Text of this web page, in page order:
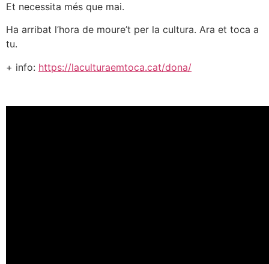
Et necessita més que mai.
Ha arribat l’hora de moure’t per la cultura. Ara et toca a
tu.
+ info: https://laculturaemtoca.cat/dona/